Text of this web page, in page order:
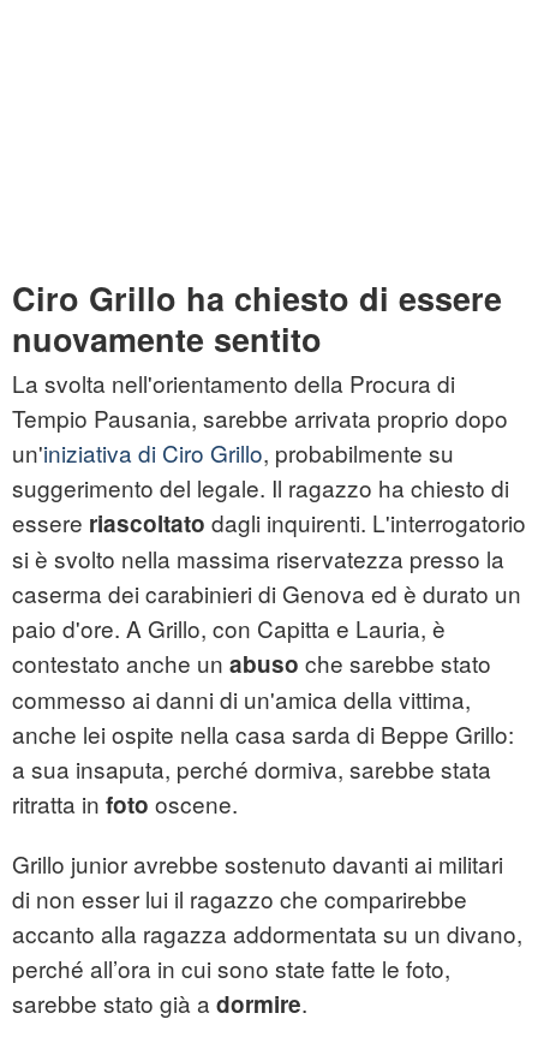
Ciro Grillo ha chiesto di essere
nuovamente sentito
La svolta nell'orientamento della Procura di
Tempio Pausania, sarebbe arrivata proprio dopo
un'iniziativa di Ciro Grillo, probabilmente su
suggerimento del legale. Il ragazzo ha chiesto di
essere riascoltato dagli inquirenti. L'interrogatorio
si è svolto nella massima riservatezza presso la
caserma dei carabinieri di Genova ed è durato un
paio d'ore. A Grillo, con Capitta e Lauria, è
contestato anche un abuso che sarebbe stato
commesso ai danni di un'amica della vittima,
anche lei ospite nella casa sarda di Beppe Grillo:
a sua insaputa, perché dormiva, sarebbe stata
ritratta in foto oscene.
Grillo junior avrebbe sostenuto davanti ai militari
di non esser lui il ragazzo che comparirebbe
accanto alla ragazza addormentata su un divano,
perché all’ora in cui sono state fatte le foto,
sarebbe stato già a dormire.